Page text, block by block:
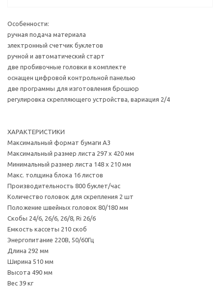
Особенности:
ручная подача материала
электронный счетчик буклетов
ручной и автоматический старт
две пробивочные головки в комплекте
оснащен цифровой контрольной панелью
две программы для изготовления брошюр
регулировка скрепляющего устройства, вариация 2/4
ХАРАКТЕРИСТИКИ
Максимальный формат бумаги A3
Максимальный размер листа 297 x 420 мм
Минимальный размер листа 148 x 210 мм
Макс. толщина блока 16 листов
Производительность 800 буклет/час
Количество головок для скрепления 2 шт
Положение швейных головок 80/180 мм
Скобы 24/6, 26/6, 26/8, Ri 26/6
Емкость кассеты 210 скоб
Энергопитание 220В, 50/60Гц
Длина 292 мм
Ширина 510 мм
Высота 490 мм
Вес 39 кг